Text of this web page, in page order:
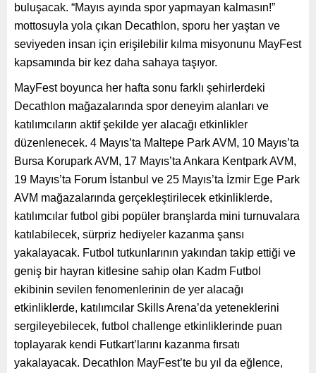
buluşacak. “Mayıs ayında spor yapmayan kalmasın!”
mottosuyla yola çıkan Decathlon, sporu her yaştan ve
seviyeden insan için erişilebilir kılma misyonunu MayFest
kapsamında bir kez daha sahaya taşıyor.
MayFest boyunca her hafta sonu farklı şehirlerdeki
Decathlon mağazalarında spor deneyim alanları ve
katılımcıların aktif şekilde yer alacağı etkinlikler
düzenlenecek. 4 Mayıs’ta Maltepe Park AVM, 10 Mayıs’ta
Bursa Korupark AVM, 17 Mayıs’ta Ankara Kentpark AVM,
19 Mayıs’ta Forum İstanbul ve 25 Mayıs’ta İzmir Ege Park
AVM mağazalarında gerçekleştirilecek etkinliklerde,
katılımcılar futbol gibi popüler branşlarda mini turnuvalara
katılabilecek, sürpriz hediyeler kazanma şansı
yakalayacak. Futbol tutkunlarının yakından takip ettiği ve
geniş bir hayran kitlesine sahip olan Kadm Futbol
ekibinin sevilen fenomenlerinin de yer alacağı
etkinliklerde, katılımcılar Skills Arena’da yeteneklerini
sergileyebilecek, futbol challenge etkinliklerinde puan
toplayarak kendi Futkart’larını kazanma fırsatı
yakalayacak. Decathlon MayFest’te bu yıl da eğlence,